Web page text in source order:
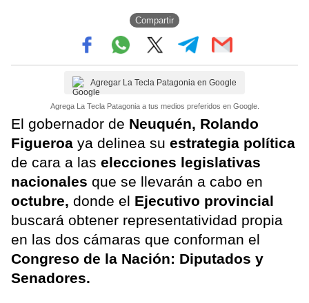
Compartir
Agregar La Tecla Patagonia en Google
Agrega La Tecla Patagonia a tus medios preferidos en Google.
El gobernador de Neuquén, Rolando
Figueroa ya delinea su estrategia política
de cara a las elecciones legislativas
nacionales que se llevarán a cabo en
octubre, donde el Ejecutivo provincial
buscará obtener representatividad propia
en las dos cámaras que conforman el
Congreso de la Nación: Diputados y
Senadores.